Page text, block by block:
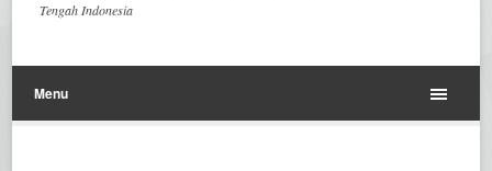
Tengah Indonesia
Menu